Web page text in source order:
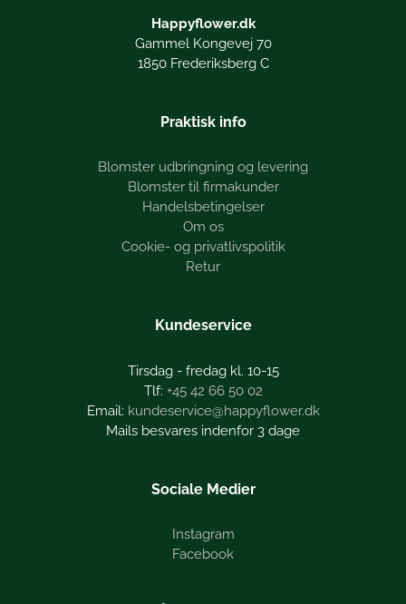
Happyflower.dk
Gammel Kongevej 70
1850 Frederiksberg C
Praktisk info
Blomster udbringning og levering
Blomster til firmakunder
Handelsbetingelser
Om os
Cookie- og privatlivspolitik
Retur
Kundeservice
Tirsdag - fredag kl. 10-15
+45 42 66 50 02
kundeservice@happyflower.dk
Mails besvares indenfor 3 dage
Sociale Medier
Instagram
Facebook